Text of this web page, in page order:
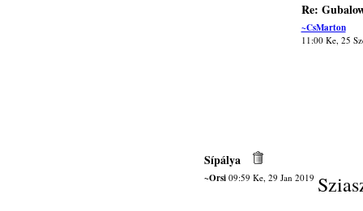
Re:
~CsMarton
11:00 Ke, 25
Sípálya
~Orsi09:59 Ke, 29 Jan 2019